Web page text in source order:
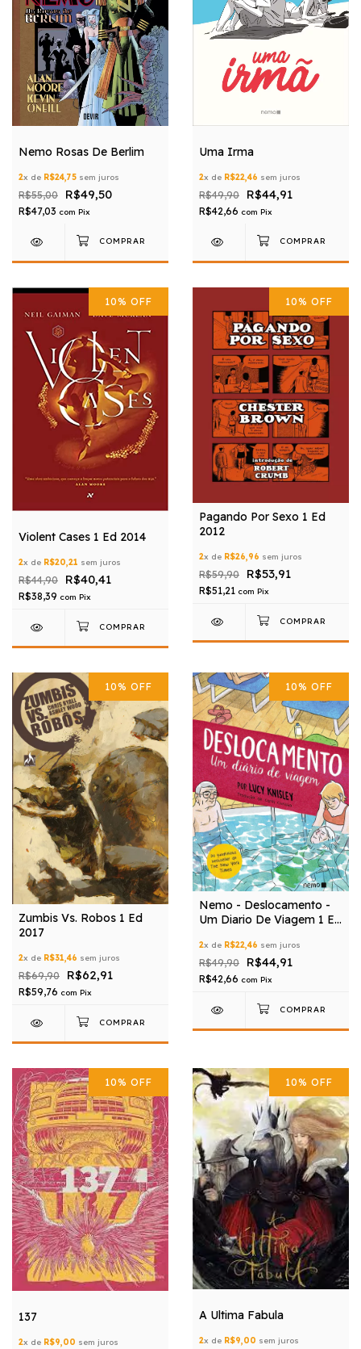
Nemo Rosas De Berlim
2x de R$24,75 sem juros
R$55,00 R$49,50
R$47,03 com Pix
Uma Irma
2x de R$22,46 sem juros
R$49,90 R$44,91
R$42,66 com Pix
10% OFF
Violent Cases 1 Ed 2014
2x de R$20,21 sem juros
R$44,90 R$40,41
R$38,39 com Pix
10% OFF
Pagando Por Sexo 1 Ed
2012
2x de R$26,96 sem juros
R$59,90 R$53,91
R$51,21 com Pix
10% OFF
Zumbis Vs. Robos 1 Ed
2017
2x de R$31,46 sem juros
R$69,90 R$62,91
R$59,76 com Pix
10% OFF
Nemo - Deslocamento -
Um Diario De Viagem 1 Ed
2x de R$22,46 sem juros
R$49,90 R$44,91
R$42,66 com Pix
10% OFF
137
2x de R$9,00 sem juros
10% OFF
A Ultima Fabula
2x de R$9,00 sem juros